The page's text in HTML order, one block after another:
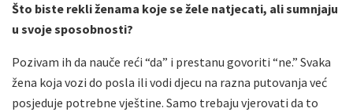
Što biste rekli ženama koje se žele natjecati, ali sumnjaju
u svoje sposobnosti?
Pozivam ih da nauče reći “da” i prestanu govoriti “ne.” Svaka
žena koja vozi do posla ili vodi djecu na razna putovanja već
posjeduje potrebne vještine. Samo trebaju vjerovati da to